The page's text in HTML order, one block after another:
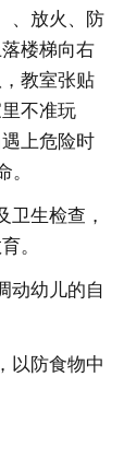
、放火、防
楼梯向右
教室张贴
不准玩
上危险时
。
卫生检查，
。
动幼儿的自
以防食物中